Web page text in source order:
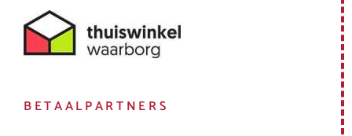
BETAALPARTNERS